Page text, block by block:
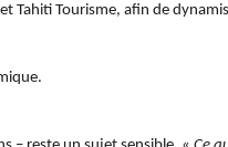
Tahiti Tourisme, afin de